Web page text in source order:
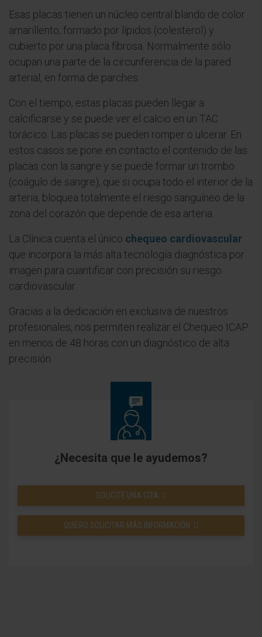
Esas placas tienen un núcleo central blando de color
amarillento, formado por lípidos (colesterol) y
cubierto por una placa fibrosa. Normalmente sólo
ocupan una parte de la circunferencia de la pared
arterial, en forma de parches.
Con el tiempo, estas placas pueden llegar a
calcificarse y se puede ver el calcio en un TAC
torácico. Las placas se pueden romper o ulcerar. En
estos casos se pone en contacto el contenido de las
placas con la sangre y se puede formar un trombo
(coágulo de sangre), que si ocupa todo el interior de la
arteria, bloquea totalmente el riesgo sanguíneo de la
zona del corazón que depende de esa arteria.
La Clínica cuenta el único chequeo cardiovascular
que incorpora la más alta tecnología diagnóstica por
imagen para cuantificar con precisión su riesgo
cardiovascular
Gracias a la dedicación en exclusiva de nuestros
profesionales, nos permiten realizar el Chequeo ICAP
en menos de 48 horas con un diagnóstico de alta
precisión.
¿Necesita que le ayudemos?
SOLICITE UNA CITA
QUIERO SOLICITAR MÁS INFORMACIÓN